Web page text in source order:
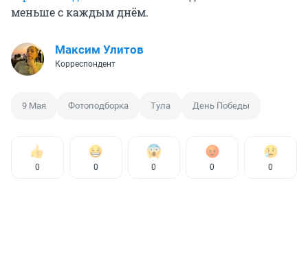
меньше с каждым днём.
Максим Улитов
Корреспондент
9 Мая Фотоподборка Тула День Победы
0 0 0 0 0